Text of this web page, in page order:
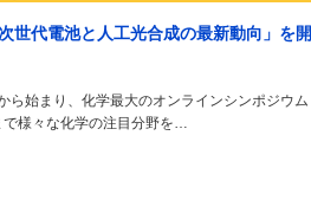
世代電池と人工光合成の最新動向」を開
ら始まり、化学最大のオンラインシンポジウム
で様々な化学の注目分野を…